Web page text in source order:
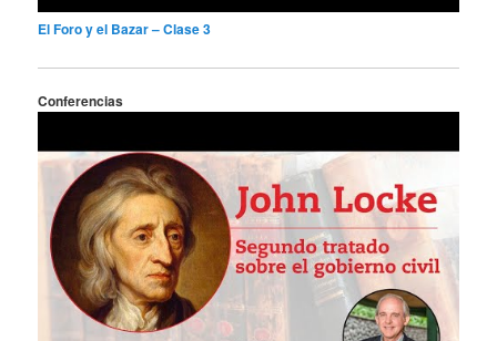
El Foro y el Bazar – Clase 3
Conferencias